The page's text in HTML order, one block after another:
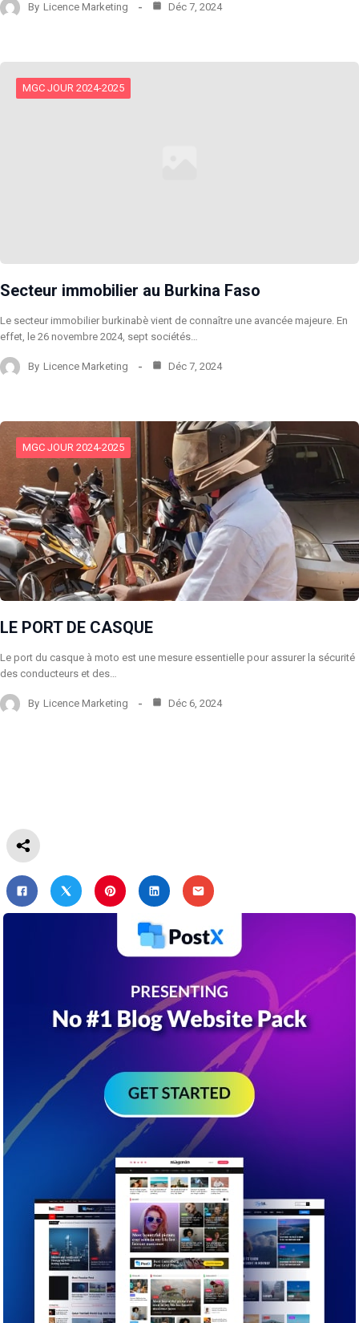
By Licence Marketing Déc 7, 2024
MGC JOUR 2024-2025
Secteur immobilier au Burkina Faso
Le secteur immobilier burkinabè vient de connaître une avancée majeure. En
effet, le 26 novembre 2024, sept sociétés…
By Licence Marketing Déc 7, 2024
MGC JOUR 2024-2025
LE PORT DE CASQUE
Le port du casque à moto est une mesure essentielle pour assurer la sécurité
des conducteurs et des…
By Licence Marketing Déc 6, 2024